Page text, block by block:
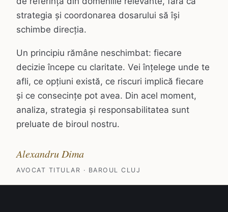
strategia și coordonarea dosarului să își
schimbe direcția.
Un principiu rămâne neschimbat: fiecare
decizie începe cu claritate. Vei înțelege unde te
afli, ce opțiuni există, ce riscuri implică fiecare
și ce consecințe pot avea. Din acel moment,
analiza, strategia și responsabilitatea sunt
preluate de biroul nostru.
Alexandru Dima
AVOCAT TITULAR · BAROUL CLUJ